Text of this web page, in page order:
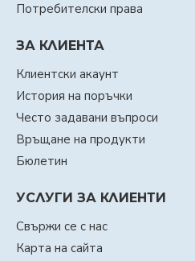
Потребителски права
ЗА КЛИЕНТА
Клиентски акаунт
История на поръчки
Често задавани въпроси
Връщане на продукти
Бюлетин
УСЛУГИ ЗА КЛИЕНТИ
Свържи се с нас
Карта на сайта